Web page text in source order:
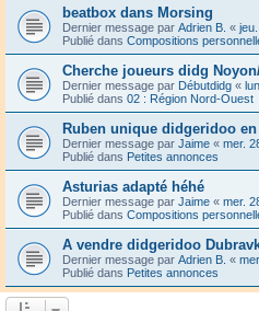
beatbox dans Morsing
Dernier message par Adrien B. «
Publié dans Compositions
Cherche joueurs didg
Dernier message par Débutdidg «
Publié dans 02 : Région Nord-Ouest
Ruben unique didgeridoo
Dernier message par Jaime « mer.
Publié dans Petites annonces
Asturias adapté héhé
Dernier message par Jaime « mer.
Publié dans Compositions
A vendre didgeridoo
Dernier message par Adrien B. «
Publié dans Petites annonces